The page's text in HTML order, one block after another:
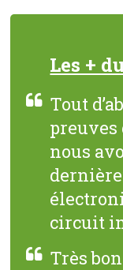
Les +
Tout
preuves
nous
circuit
Très